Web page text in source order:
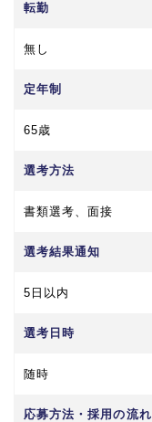
転勤
無し
定年制
65歳
選考方法
書類選考、面接
選考結果通知
5日以内
選考日時
随時
応募方法・採用の流れ